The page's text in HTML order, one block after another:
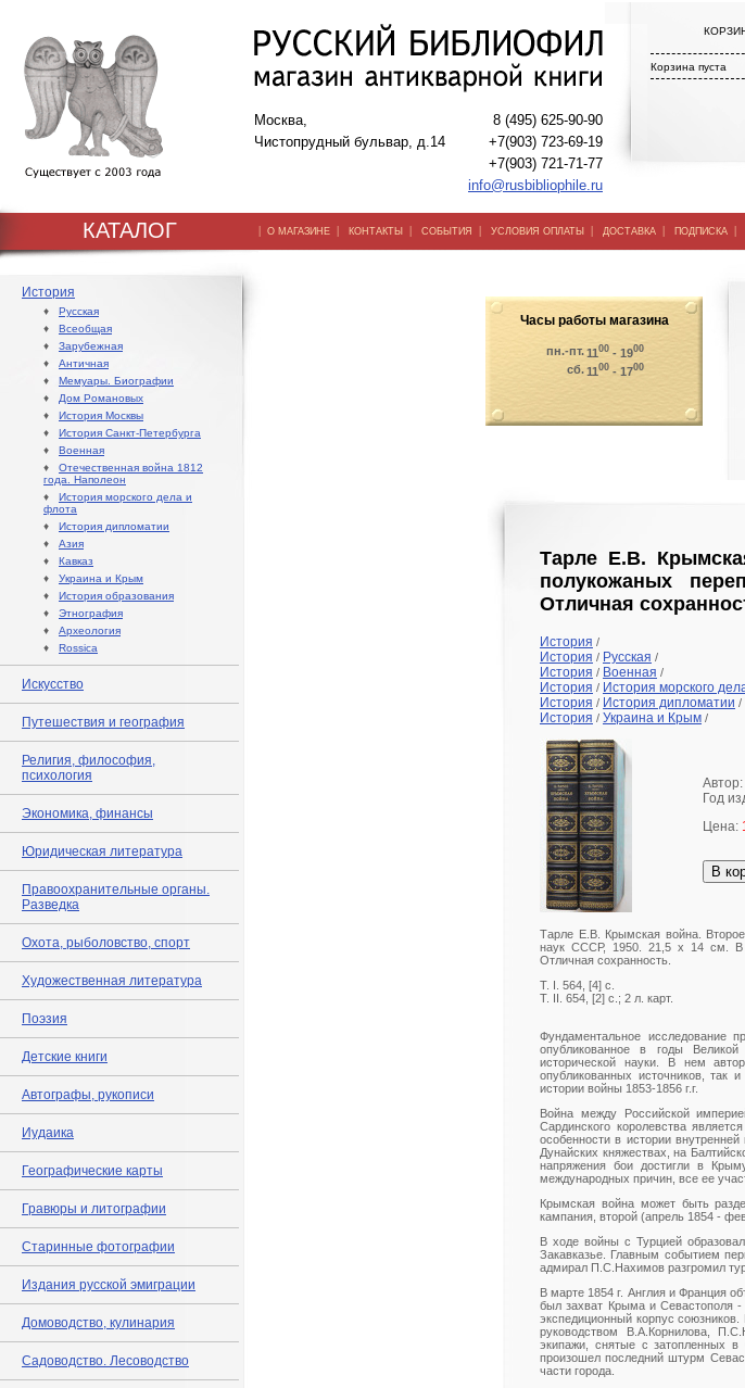
Москва,
Чистопрудный бульвар, д.14
8 (495) 625-90-90
+7(903) 723-69-19
+7(903) 721-71-77
info@rusbibliophile.ru
Корзина пуста
КАТАЛОГ | О МАГАЗИНЕ | КОНТАКТЫ | СОБЫТИЯ | УСЛОВИЯ ОПЛАТЫ | ДОСТАВКА | ПОДПИСКА |
История
♦ Русская
♦ Всеобщая
♦ Зарубежная
♦ Античная
♦ Мемуары. Биографии
♦ Дом Романовых
♦ История Москвы
♦ История Санкт-Петербурга
♦ Военная
♦ Отечественная война 1812
года. Наполеон
♦ История морского дела и
флота
♦ История дипломатии
♦ Азия
♦ Кавказ
♦ Украина и Крым
♦ История образования
♦ Этнография
♦ Археология
♦ Rossica
Искусство
Путешествия и география
Религия, философия,
психология
Экономика, финансы
Юридическая литература
Правоохранительные органы.
Разведка
Охота, рыболовство, спорт
Художественная литература
Поэзия
Детские книги
Автографы, рукописи
Иудаика
Географические карты
Гравюры и литографии
Старинные фотографии
Издания русской эмиграции
Домоводство, кулинария
Садоводство. Лесоводство
Часы работы магазина
пн.-пт.1100 - 1900
сб.1100 - 1700
Тарле Е.В.
полукожаных
Отличная
История /
История / Русская /
История / Военная /
История / История морского
История / История дипломатии /
История / Украина и Крым /
Автор:
Год
Цена:
В
Тарле Е.В. Крымская война.
наук СССР, 1950. 21,5 х 14 см. В
Отличная сохранность.
Т. I. 564, [4] с.
Т. II. 654, [2] с.; 2 л. карт.
Фундаментальное исследование
опубликованное в годы
исторической науки. В нем
опубликованных источников, так
истории войны 1853-1856 г.г.
Война между Российской
Сардинского королевства
особенности в истории
Дунайских княжествах, на
напряжения бои достигли в
международных причин, все ее
Крымская война может быть
кампания, второй (апрель 1854 -
В ходе войны с Турцией
Закавказье. Главным событием
адмирал П.С.Нахимов разгромил
В марте 1854 г. Англия и Франция
был захват Крыма и Севастополя -
экспедиционный корпус
руководством В.А.Корнилова,
экипажи, снятые с затопленных в
произошел последний штурм
части города.